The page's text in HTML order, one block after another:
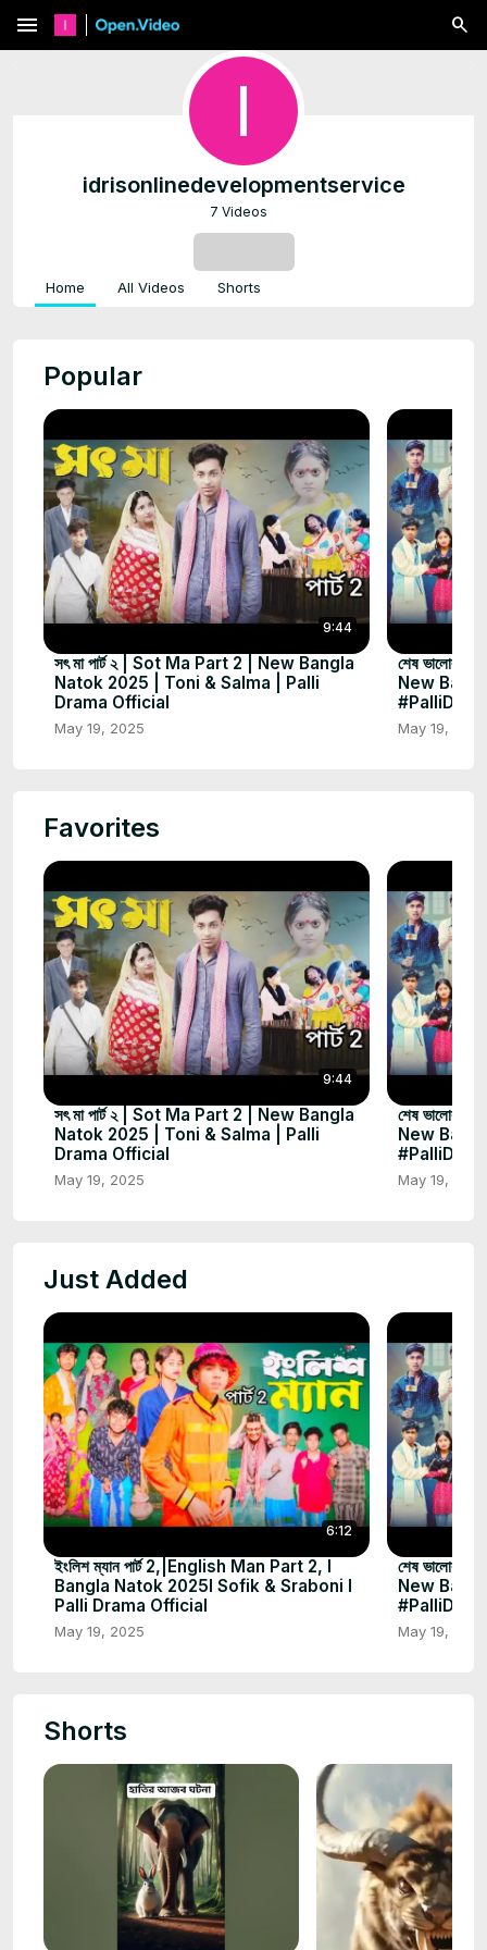
menu
idrisonlinedevelopmentservice
7 Videos
Home All Videos Shorts
Popular
9:44
সৎ মা পার্ট ২ | Sot Ma Part 2 | New Bangla
Natok 2025 | Toni & Salma | Palli
Drama Official
May 19, 2025
শেষ
New
May 19, 2025
Favorites
9:44
সৎ মা পার্ট ২ | Sot Ma Part 2 | New Bangla
Natok 2025 | Toni & Salma | Palli
Drama Official
May 19, 2025
শেষ
New
May 19, 2025
Just Added
6:12
ইংলিশ ম্যান পার্ট 2,|English Man Part 2, l
Bangla Natok 2025l Sofik & Sraboni l
Palli Drama Official
May 19, 2025
শেষ
New
May 19, 2025
Shorts